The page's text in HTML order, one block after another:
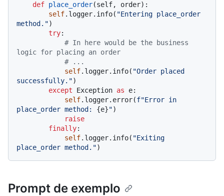
def place_order(self, order):
self.logger.info( "Entering place_order
method.")
try:
# In here would be the business
logic for placing an order
# ...
self.logger.info( "Order placed
successfully.")
except Exception as e:
self.logger.error(f"Error in
place_order method: {e}")
raise
finally:
self.logger.info( "Exiting
place_order method."
Prompt de exemplo